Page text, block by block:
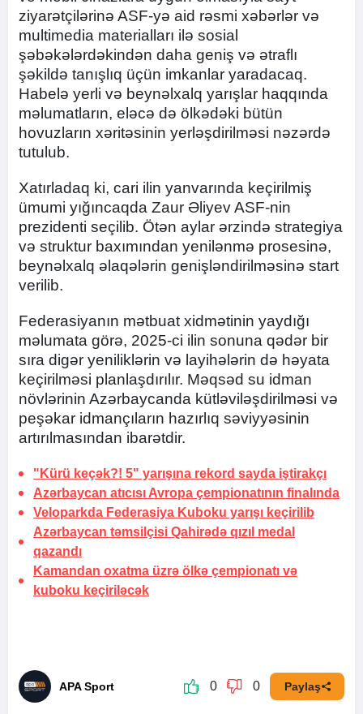
ziyarətçilərinə ASF-yə aid rəsmi xəbərlər və
multimedia materialları ilə sosial
şəbəkələrdəkindən daha geniş və ətraflı
şəkildə tanışlıq üçün imkanlar yaradacaq.
Habelə yerli və beynəlxalq yarışlar haqqında
məlumatların, eləcə də ölkədəki bütün
hovuzların xəritəsinin yerləşdirilməsi nəzərdə
tutulub.
Xatırladaq ki, cari ilin yanvarında keçirilmiş
ümumi yığıncaqda Zaur Əliyev ASF-nin
prezidenti seçilib. Ötən aylar ərzində strategiya
və struktur baxımından yenilənmə prosesinə,
beynəlxalq əlaqələrin genişləndirilməsinə start
verilib.
Federasiyanın mətbuat xidmətinin yaydığı
məlumata görə, 2025-ci ilin sonuna qədər bir
sıra digər yeniliklərin və layihələrin də həyata
keçirilməsi planlaşdırılır. Məqsəd su idman
növlərinin Azərbaycanda kütləviləşdirilməsi və
peşəkar idmançıların hazırlıq səviyyəsinin
artırılmasından ibarətdir.
"Kürü keçək?! 5" yarışına rekord sayda iştirakçı
Azərbaycan atıcısı Avropa çempionatının finalında
Veloparkda Federasiya Kuboku yarışı keçirilib
Azərbaycan təmsilçisi Qahirədə qızıl medal
qazandı
Kamandan oxatma üzrə ölkə çempionatı və
kuboku keçiriləcək
APA Sport 0 0 Paylaş